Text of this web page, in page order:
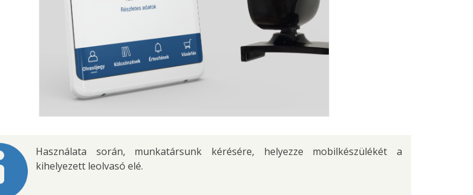
Használata során, munkatársunk kérésére, helyezze mobilkészülékét a
kihelyezett leolvasó elé.